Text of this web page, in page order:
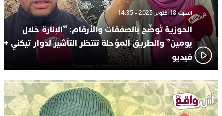
السبت 18 أكتوبر 2025 - 14:35
الحوزية تُوضّح بالصفقات والأرقام: “الإنارة خلال
يومين” والطريق المؤجلة تنتظر التأشير لدوار تيكني +
فيديو